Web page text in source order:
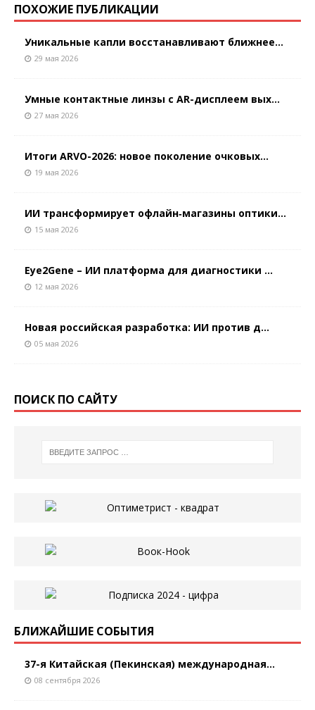
ПОХОЖИЕ ПУБЛИКАЦИИ
Уникальные капли восстанавливают ближнее...
29 мая 2026
Умные контактные линзы с AR-дисплеем вых...
27 мая 2026
Итоги ARVO-2026: новое поколение очковых...
19 мая 2026
ИИ трансформирует офлайн‑магазины оптики...
15 мая 2026
Eye2Gene – ИИ платформа для диагностики ...
12 мая 2026
Новая российская разработка: ИИ против д...
05 мая 2026
ПОИСК ПО САЙТУ
БЛИЖАЙШИЕ СОБЫТИЯ
37-я Китайская (Пекинская) международная...
08 сентября 2026